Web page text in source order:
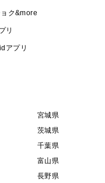
ク&more
リ
アプリ
宮城県
茨城県
千葉県
富山県
長野県